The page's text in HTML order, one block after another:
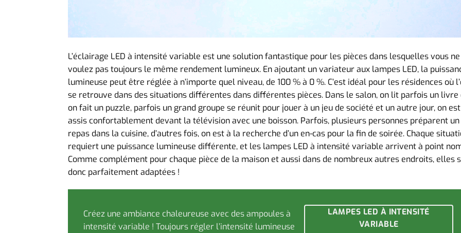
L’éclairage LED à intensité variable est une solution fantastique pour les pièces dans lesquelles vous ne
voulez pas toujours le même rendement lumineux. En ajoutant un variateur aux lampes LED, la
lumineuse peut être réglée à n’importe quel niveau, de 100 % à 0 %. C’est idéal pour les résidences où
se retrouve dans des situations différentes dans différentes pièces. Dans le salon, on lit parfois un livre
on fait un puzzle, parfois un grand groupe se réunit pour jouer à un jeu de société et un autre jour, on est
assis confortablement devant la télévision avec une boisson. Parfois, plusieurs personnes préparent un
repas dans la cuisine, d’autres fois, on est à la recherche d’un en-cas pour la fin de soirée. Chaque
requiert une puissance lumineuse différente, et les lampes LED à intensité variable arrivent à point
Comme complément pour chaque pièce de la maison et aussi dans de nombreux autres endroits, elles
donc parfaitement adaptées !
Créez une ambiance chaleureuse avec des ampoules à
intensité variable ! Toujours régler l’intensité lumineuse
LAMPES LED À INTENSITÉ
VARIABLE